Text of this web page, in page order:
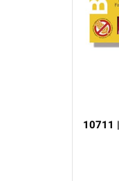
צבעי סטיק מעורב 6 גוון | 10711